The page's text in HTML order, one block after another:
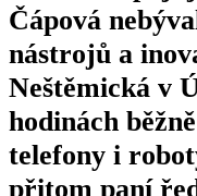
Čápová
nástrojů a
Neštěmická v
hodinách
telefony i
přitom paní